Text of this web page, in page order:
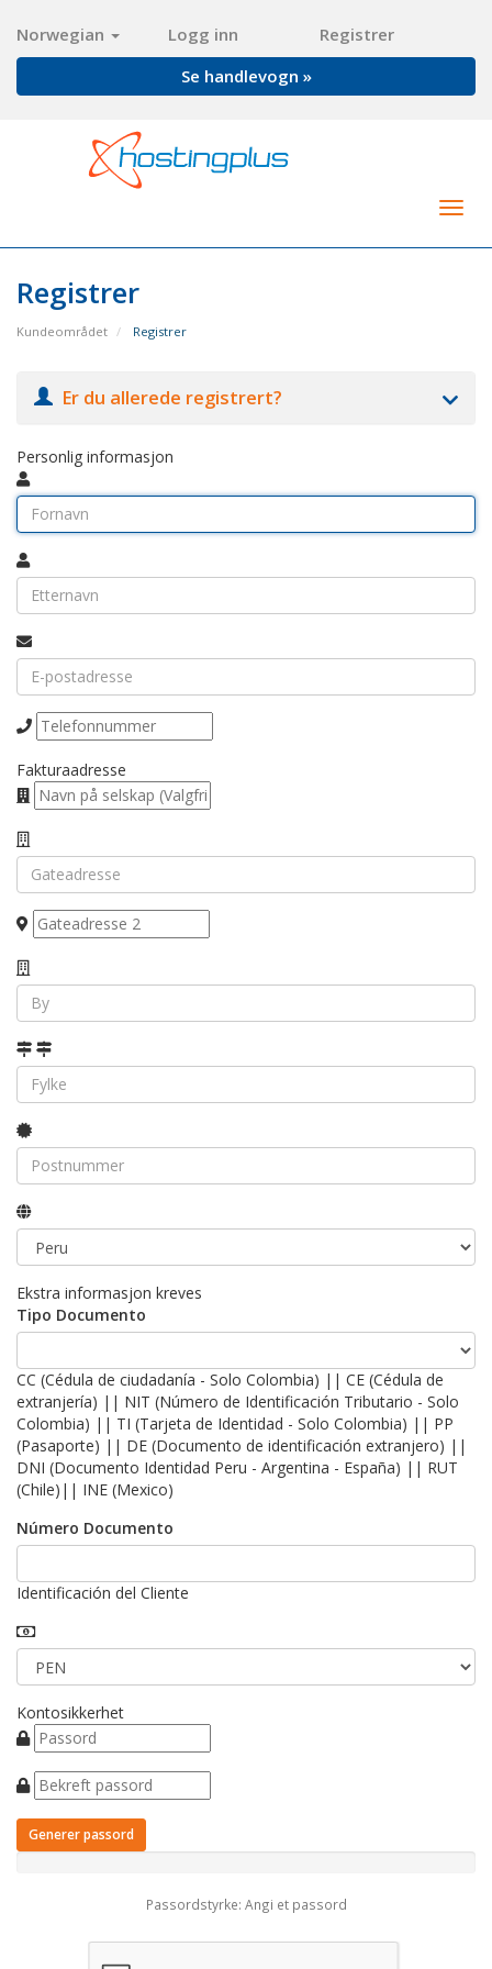
Norwegian Logg inn
Registrer
Se handlevogn »
Registrer
Kundeområdet Registrer
Er du allerede registrert?
Personlig informasjon
Fakturaadresse
Ekstra informasjon kreves
Tipo Documento
CC (Cédula de ciudadanía - Solo Colombia) || CE (Cédula de
extranjería) || NIT (Número de Identificación Tributario - Solo
Colombia) || TI (Tarjeta de Identidad - Solo Colombia) || PP
(Pasaporte) || DE (Documento de identificación extranjero) ||
DNI (Documento Identidad Peru - Argentina - España) || RUT
(Chile)|| INE (Mexico)
Número Documento
Identificación del Cliente
Kontosikkerhet
Generer passord
Passordstyrke: Angi et passord